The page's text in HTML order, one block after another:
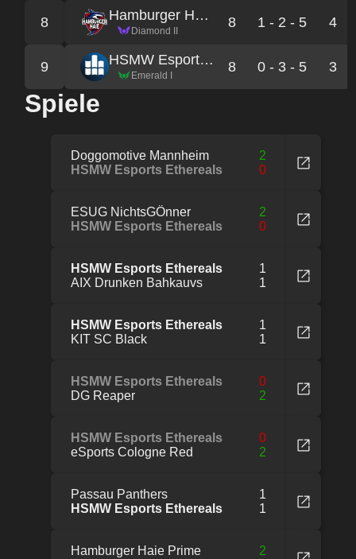
8 Hamburger Haie Prime
Diamond II
8 1 - 2 - 5 4
9 HSMW Esports Ethereals
Emerald I
8 0 - 3 - 5 3
Spiele
Doggomotive Mannheim
2
HSMW Esports Ethereals
0
ESUG NichtsGÖnner
2
HSMW Esports Ethereals
0
HSMW Esports Ethereals
1
AIX Drunken Bahkauvs
1
HSMW Esports Ethereals
1
KIT SC Black
1
HSMW Esports Ethereals
0
DG Reaper
2
HSMW Esports Ethereals
0
eSports Cologne Red
2
Passau Panthers
1
HSMW Esports Ethereals
1
Hamburger Haie Prime
2